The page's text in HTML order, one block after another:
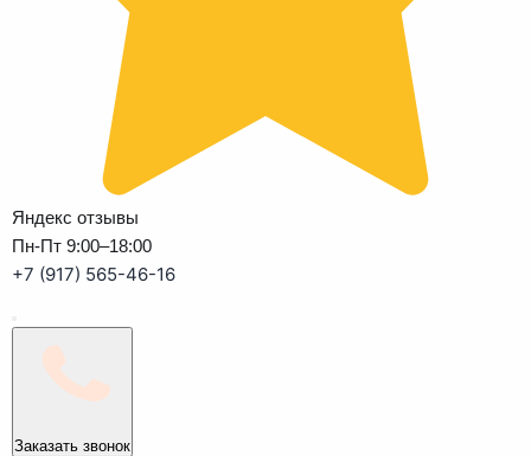
Яндекс отзывы
Пн-Пт 9:00–18:00
+7 (917) 565-46-16
Заказать звонок